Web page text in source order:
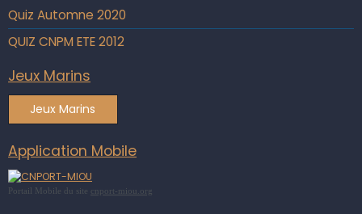
Quiz Automne 2020
QUIZ CNPM ETE 2012
Jeux Marins
Jeux Marins
Application Mobile
Portail Mobile du site cnport-miou.org